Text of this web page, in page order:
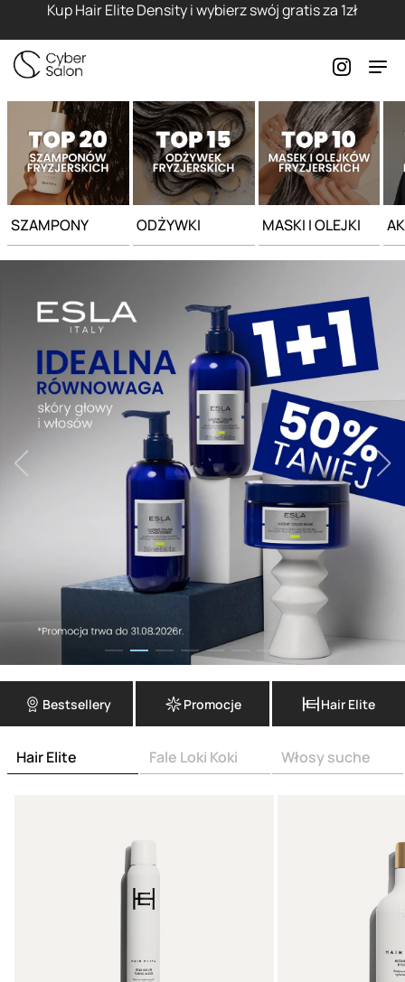
Kup Hair Elite Density i wybierz swój gratis za 1zł
SZAMPONY ODŻYWKI MASKI I OLEJKI
Bestsellery Promocje Hair Elite
Hair Elite Fale Loki Koki Włosy suche
Strona główna - Cyber Salon